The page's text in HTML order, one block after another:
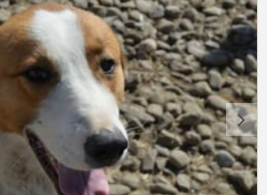
ich Vertrauen aufbauen kann, bin
es, wenn ich gestreichelt
jemand, der mir sein Vertrauen
mich zu sich holen will??
doch bitte bei meinen
oder
:
nirina.adoptions
d